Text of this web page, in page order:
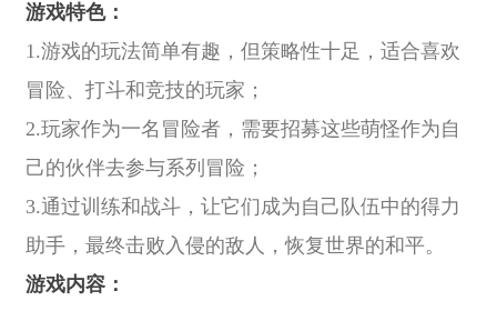
游戏特色：
1.游戏的玩法简单有趣，但策略性十足，适合喜欢
冒险、打斗和竞技的玩家；
2.玩家作为一名冒险者，需要招募这些萌怪作为自
己的伙伴去参与系列冒险；
3.通过训练和战斗，让它们成为自己队伍中的得力
助手，最终击败入侵的敌人，恢复世界的和平。
游戏内容：